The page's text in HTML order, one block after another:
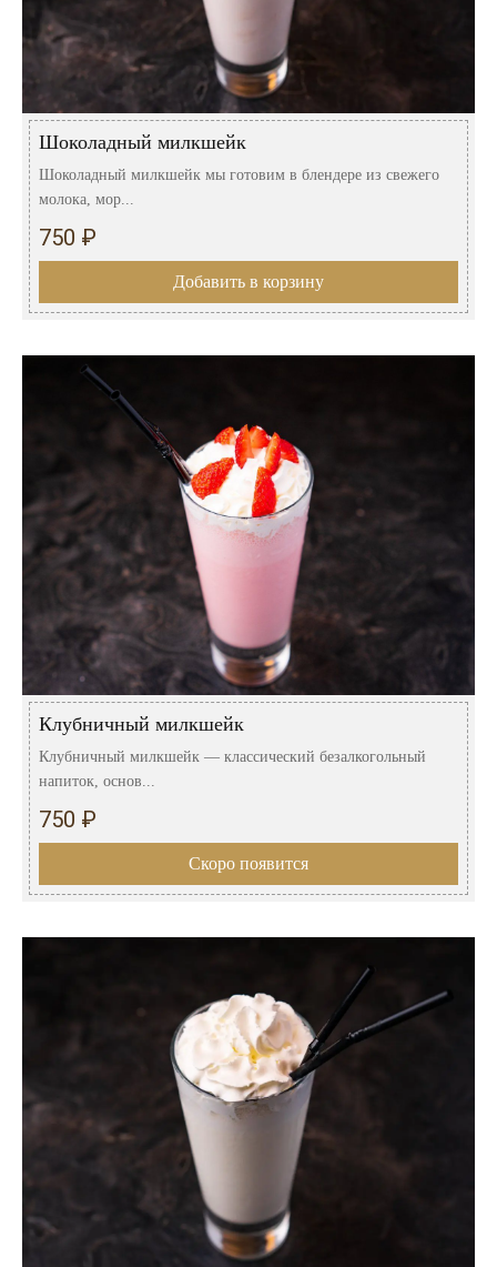
Шоколадный милкшейк
Шоколадный милкшейк мы готовим в блендере из свежего
молока, мор...
750 ₽
Добавить в корзину
Клубничный милкшейк
Клубничный милкшейк — классический безалкогольный
напиток, основ...
750 ₽
Скоро появится